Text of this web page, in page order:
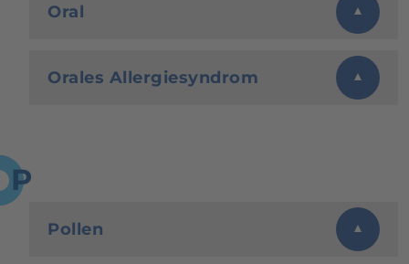
Oral
Orales Allergiesyndrom
P
Pollen